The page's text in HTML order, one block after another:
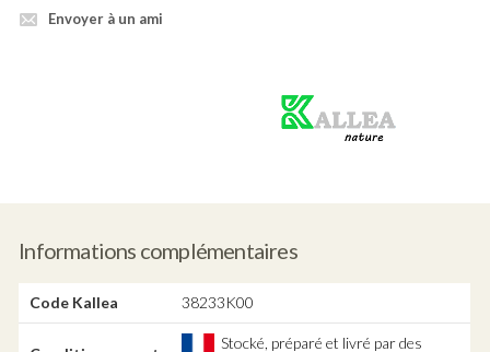
Envoyer à un ami
Informations complémentaires
Code Kallea 38233K00
Stocké, préparé et livré par des